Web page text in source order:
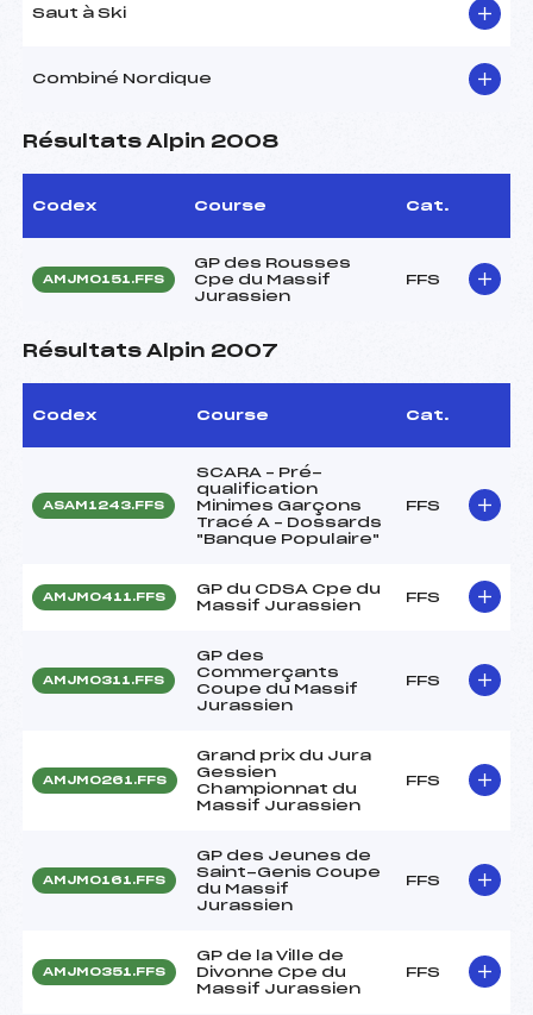
Saut à Ski
Combiné Nordique
Résultats Alpin 2008
Codex Course Cat.
AMJM0151.FFS
GP des Rousses
Cpe du Massif
Jurassien
FFS
Résultats Alpin 2007
Codex Course Cat.
ASAM1243.FFS
SCARA – Pré-
qualification
Minimes Garçons
Tracé A – Dossards
"Banque Populaire"
FFS
AMJM0411.FFS
GP du CDSA Cpe du
Massif Jurassien
FFS
AMJM0311.FFS
GP des
Commerçants
Coupe du Massif
Jurassien
FFS
AMJM0261.FFS
Grand prix du Jura
Gessien
Championnat du
Massif Jurassien
FFS
AMJM0161.FFS
GP des Jeunes de
Saint-Genis Coupe
du Massif
Jurassien
FFS
AMJM0351.FFS
GP de la Ville de
Divonne Cpe du
Massif Jurassien
FFS